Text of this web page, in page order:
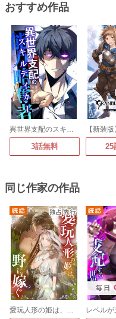
おすすめ作品
異世界支配のスキルテイカー
3話無料 25
同じ作家の作品
愛玩人形の姫は、野に嫁ぐ
毎日